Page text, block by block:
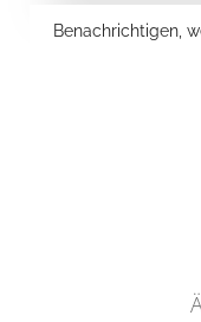
Benachrichtigen,